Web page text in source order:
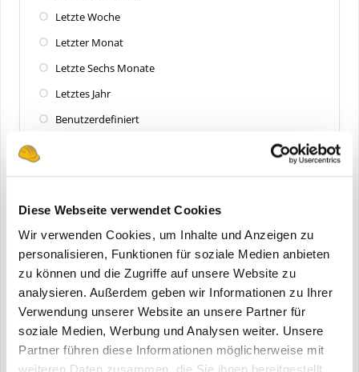
Diese Webseite verwendet Cookies
Wir verwenden Cookies, um Inhalte und Anzeigen zu
personalisieren, Funktionen für soziale Medien anbieten
zu können und die Zugriffe auf unsere Website zu
analysieren. Außerdem geben wir Informationen zu Ihrer
Verwendung unserer Website an unsere Partner für
soziale Medien, Werbung und Analysen weiter. Unsere
Partner führen diese Informationen möglicherweise mit
Letzte Woche
Letzter Monat
Letzte Sechs Monate
Letztes Jahr
Benutzerdefiniert
Zuletzt aktualisiert
Letzte 24 Stunden
Letzte Woche
Letzter Monat
Letzte Sechs Monate
Letztes Jahr
Benutzerdefiniert